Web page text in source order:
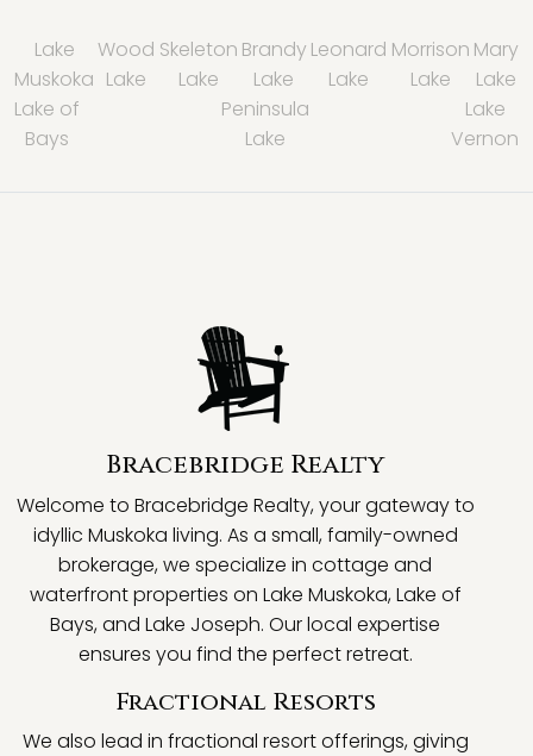
Lake
Muskoka
Wood
Lake
Skeleton
Lake
Brandy
Lake
Leonard
Lake
Morrison
Lake
Mary
Lake
Lake of
Bays
Peninsula
Lake
Lake
Vernon
Bracebridge Realty
Welcome to Bracebridge Realty, your gateway to
idyllic Muskoka living. As a small, family-owned
brokerage, we specialize in cottage and
waterfront properties on Lake Muskoka, Lake of
Bays, and Lake Joseph. Our local expertise
ensures you find the perfect retreat.
Fractional Resorts
We also lead in fractional resort offerings, giving